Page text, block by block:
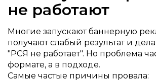
не работают
Многие запускают баннерную
получают слабый результат и
"РСЯ не работает". Но проблема
формате, а в подходе.
Самые частые причины провала: